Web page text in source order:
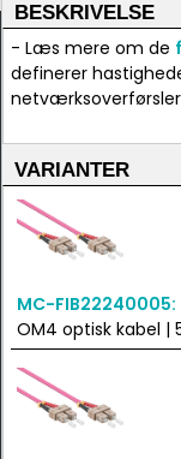
BESKRIVELSE
- Læs mere om de
definerer
VARIANTER
MC-FIB22240005:
OM4 optisk kabel |